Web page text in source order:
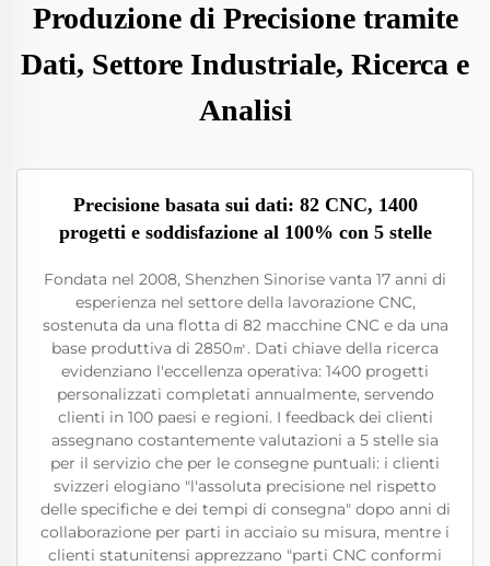
Produzione di Precisione tramite
Dati, Settore Industriale, Ricerca e
Analisi
Precisione basata sui dati: 82 CNC, 1400
progetti e soddisfazione al 100% con 5 stelle
Fondata nel 2008, Shenzhen Sinorise vanta 17 anni di
esperienza nel settore della lavorazione CNC,
sostenuta da una flotta di 82 macchine CNC e da una
base produttiva di 2850㎡. Dati chiave della ricerca
evidenziano l'eccellenza operativa: 1400 progetti
personalizzati completati annualmente, servendo
clienti in 100 paesi e regioni. I feedback dei clienti
assegnano costantemente valutazioni a 5 stelle sia
per il servizio che per le consegne puntuali: i clienti
svizzeri elogiano "l'assoluta precisione nel rispetto
delle specifiche e dei tempi di consegna" dopo anni di
collaborazione per parti in acciaio su misura, mentre i
clienti statunitensi apprezzano "parti CNC conformi